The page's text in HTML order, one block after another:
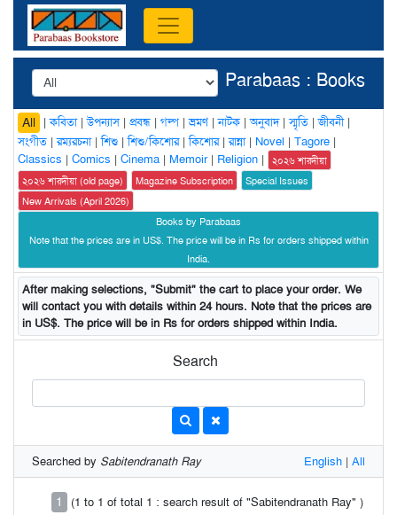
Parabaas : Books
All |কবিতা|উপন্যাস| প্রবন্ধ | গল্প |ভ্রমণ|নাটক |অনুবাদ|স্মৃতি |জীবনী|
সংগীত |রম্যরচনা|শিশু |শিশু/কিশোর|কিশোর|রান্না| Novel | Tagore |
Classics | Comics | Cinema | Memoir| Religion |
২০২৬ শারদীয়া
২০২৬ শারদীয়া (old page)
Magazine Subscription
Special Issues
New Arrivals (April 2026)
Books by Parabaas
Note that the prices are in US$. The price will be in Rs for orders shipped within
India.
After making selections, "Submit" the cart to place your order. We
will contact you with details within 24 hours. Note that the prices are
in US$. The price will be in Rs for orders shipped within India.
Search
Searched by Sabitendranath Ray English | All
1 (1 to 1 of total 1 : search result of "Sabitendranath Ray" )